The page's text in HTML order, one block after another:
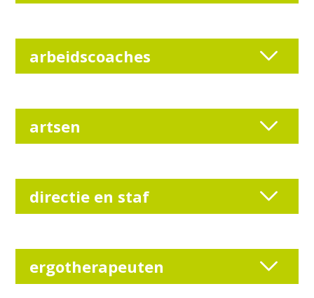
arbeidscoaches
artsen
directie en staf
ergotherapeuten